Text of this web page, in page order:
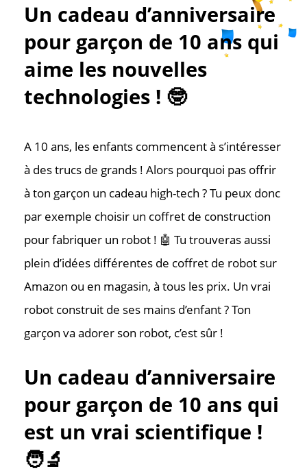
Un cadeau d’anniversaire
pour garçon de 10 ans qui
aime les nouvelles
technologies ! 🤓
A 10 ans, les enfants commencent à s’intéresser
à des trucs de grands ! Alors pourquoi pas offrir
à ton garçon un cadeau high-tech ? Tu peux donc
par exemple choisir un coffret de construction
pour fabriquer un robot ! 🤖 Tu trouveras aussi
plein d’idées différentes de coffret de robot sur
Amazon ou en magasin, à tous les prix. Un vrai
robot construit de ses mains d’enfant ? Ton
garçon va adorer son robot, c’est sûr !
Un cadeau d’anniversaire
pour garçon de 10 ans qui
est un vrai scientifique !
🧑‍🔬